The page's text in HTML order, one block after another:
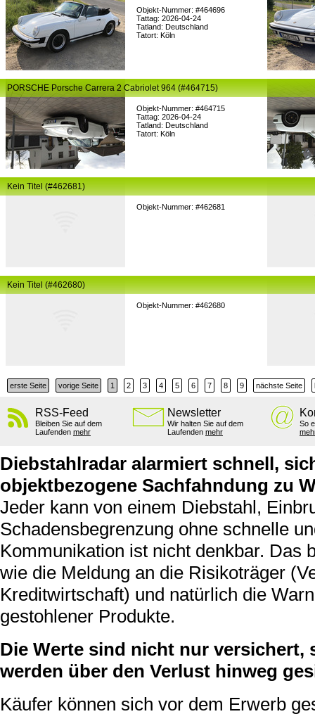
Objekt-Nummer: #464696
Tattag: 2026-04-24
Tatland: Deutschland
Tatort: Köln
Objekt-Nummer: #464715
Tattag: 2026-04-24
Tatland: Deutschland
Tatort: Köln
PORSCHE Porsche Carrera 2 Cabriolet 964 (#464715)
Objekt-Nummer: #462681
Kein Titel (#462681)
Objekt-Nummer: #462680
Kein Titel (#462680)
erste Seite vorige Seite 1 2 3 4 5 6 7 8 9 nächste Seite
RSS-Feed
Bleiben Sie auf dem
Laufenden mehr
Newsletter
Wir halten Sie auf dem
Laufenden mehr
So
Diebstahlradar alarmiert schnell,
objektbezogene Sachfahndung zu
Jeder kann von einem Diebstahl,
Schadensbegrenzung ohne schnelle
Kommunikation ist nicht denkbar. Das
wie die Meldung an die Risikoträger
Kreditwirtschaft) und natürlich die
gestohlener Produkte.
Die Werte sind nicht nur
werden über den Verlust hinweg
Käufer können sich vor dem Erwerb